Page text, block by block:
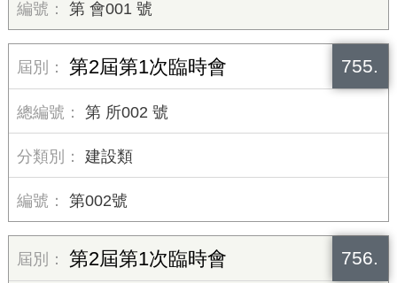
第 會001 號
755.
第2屆第1次臨時會
第 所002 號
建設類
第002號
756.
第2屆第1次臨時會